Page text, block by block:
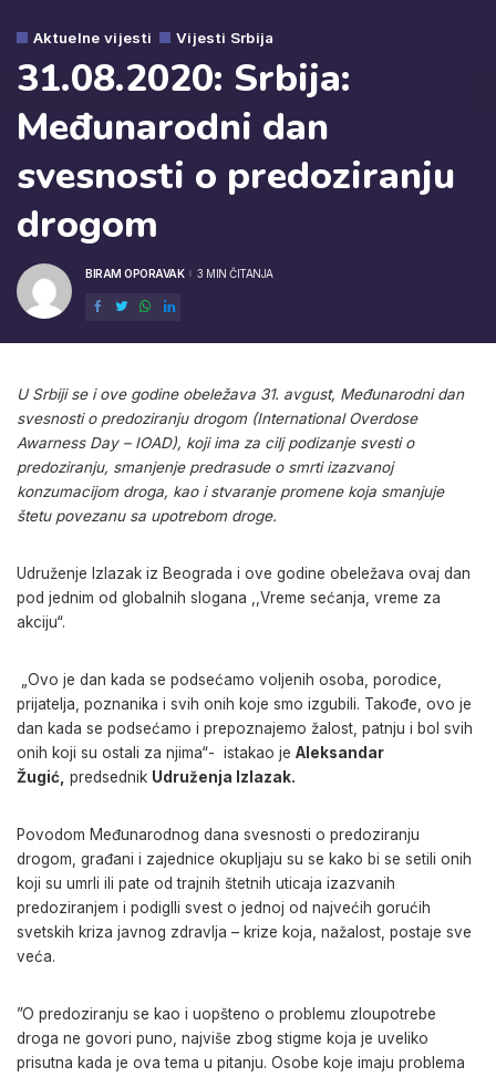
Aktuelne vijesti Vijesti Srbija
31.08.2020: Srbija:
Međunarodni dan
svesnosti o predoziranju
drogom
POSTED
BIRAM OPORAVAK 3 MIN ČITANJA
U Srbiji se i ove godine obeležava 31. avgust, Međunarodni dan
svesnosti o predoziranju drogom (International Overdose
Awarness Day – IOAD), koji ima za cilj podizanje svesti o
predoziranju, smanjenje predrasude o smrti izazvanoj
konzumacijom droga, kao i stvaranje promene koja smanjuje
štetu povezanu sa upotrebom droge.
Udruženje Izlazak iz Beograda i ove godine obeležava ovaj dan
pod jednim od globalnih slogana ,,Vreme sećanja, vreme za
akciju“.
„Ovo je dan kada se podsećamo voljenih osoba, porodice,
prijatelja, poznanika i svih onih koje smo izgubili. Takođe, ovo je
dan kada se podsećamo i prepoznajemo žalost, patnju i bol svih
onih koji su ostali za njima“- istakao je Aleksandar
Žugić, predsednik Udruženja Izlazak.
Povodom Međunarodnog dana svesnosti o predoziranju
drogom, građani i zajednice okupljaju su se kako bi se setili onih
koji su umrli ili pate od trajnih štetnih uticaja izazvanih
predoziranjem i podiglli svest o jednoj od najvećih gorućih
svetskih kriza javnog zdravlja – krize koja, nažalost, postaje sve
veća.
”O predoziranju se kao i uopšteno o problemu zloupotrebe
droga ne govori puno, najviše zbog stigme koja je uveliko
prisutna kada je ova tema u pitanju. Osobe koje imaju problema